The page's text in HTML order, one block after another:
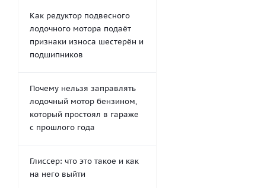
Как редуктор подвесного
лодочного мотора подаёт
признаки износа шестерён и
подшипников
Почему нельзя заправлять
лодочный мотор бензином,
который простоял в гараже
с прошлого года
Глиссер: что это такое и как
на него выйти